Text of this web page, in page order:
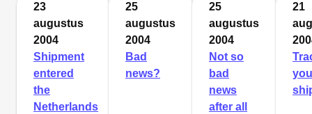
23
augustus
2004
Shipment
entered
the
Netherlands
25
augustus
2004
Bad
news?
25
augustus
2004
Not so
bad
news
after all
21